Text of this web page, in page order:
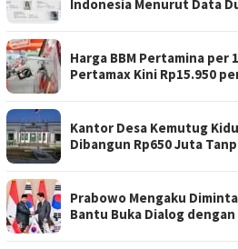
Indonesia Menurut Data
Harga BBM Pertamina per
Pertamax Kini Rp15.950
Kantor Desa Kemutug
Dibangun Rp650 Juta
Prabowo Mengaku
Bantu Buka Dialog